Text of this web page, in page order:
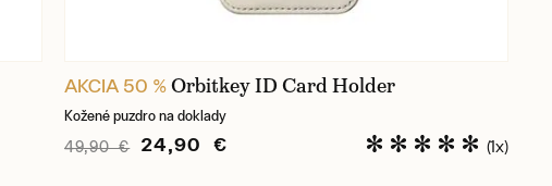
AKCIA 50 %Orbitkey ID Card Holder
Kožené puzdro na doklady
49,90 € 24,90 € (1x)